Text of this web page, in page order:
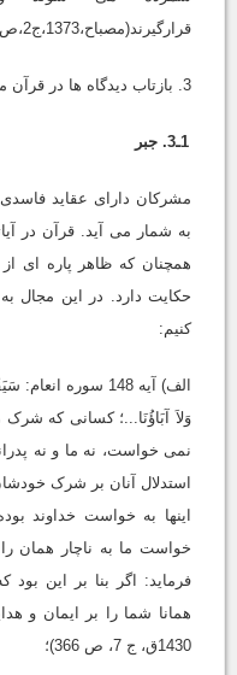
قرارگیرند(مصباح،1373،ج2،ص442).
3. بازتاب دیدگاه ها در قرآن مجید
1ـ3. جبر
مشرکان داراى عقاید فاسدى
به شمار مى آید. قرآن در
همچنان که ظاهر پاره اى
حکایت دارد. در این مجال
کنیم:
الف) آیه 148 سوره
وَلاَ آبَاؤُنَا...؛ کسانى که
نمى خواست، نه ما و نه
استدلال آنان بر شرک
اینها به خواست خداوند
خواست ما به ناچار همان
فرماید: اگر بنا بر این
همانا شما را بر ایمان و
1430ق، ج 7، ص 366)؛